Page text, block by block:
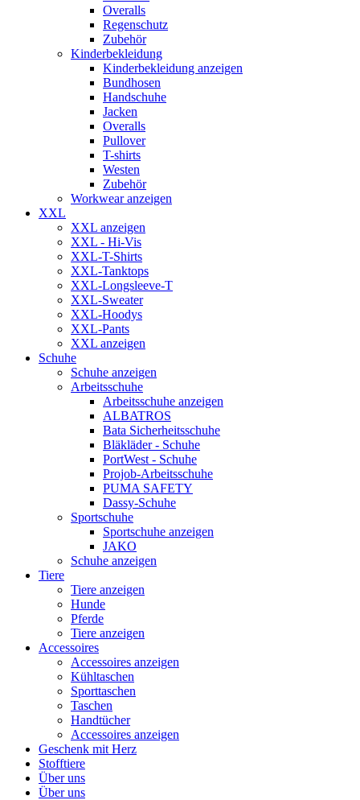
Overalls
Regenschutz
Zubehör
Kinderbekleidung
Kinderbekleidung anzeigen
Bundhosen
Handschuhe
Jacken
Overalls
Pullover
T-shirts
Westen
Zubehör
Workwear anzeigen
XXL
XXL anzeigen
XXL - Hi-Vis
XXL-T-Shirts
XXL-Tanktops
XXL-Longsleeve-T
XXL-Sweater
XXL-Hoodys
XXL-Pants
XXL anzeigen
Schuhe
Schuhe anzeigen
Arbeitsschuhe
Arbeitsschuhe anzeigen
ALBATROS
Bata Sicherheitsschuhe
Bläkläder - Schuhe
PortWest - Schuhe
Projob-Arbeitsschuhe
PUMA SAFETY
Dassy-Schuhe
Sportschuhe
Sportschuhe anzeigen
JAKO
Schuhe anzeigen
Tiere
Tiere anzeigen
Hunde
Pferde
Tiere anzeigen
Accessoires
Accessoires anzeigen
Kühltaschen
Sporttaschen
Taschen
Handtücher
Accessoires anzeigen
Geschenk mit Herz
Stofftiere
Über uns
Über uns